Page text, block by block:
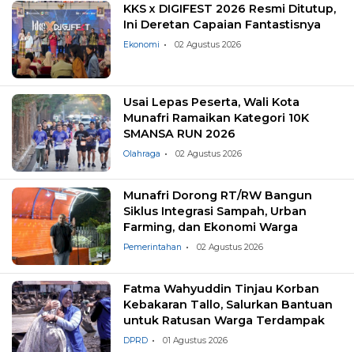
KKS x DIGIFEST 2026 Resmi Ditutup,
Ini Deretan Capaian Fantastisnya
Ekonomi 02 Agustus 2026
Usai Lepas Peserta, Wali Kota
Munafri Ramaikan Kategori 10K
SMANSA RUN 2026
Olahraga 02 Agustus 2026
Munafri Dorong RT/RW Bangun
Siklus Integrasi Sampah, Urban
Farming, dan Ekonomi Warga
Pemerintahan 02 Agustus 2026
Fatma Wahyuddin Tinjau Korban
Kebakaran Tallo, Salurkan Bantuan
untuk Ratusan Warga Terdampak
DPRD 01 Agustus 2026